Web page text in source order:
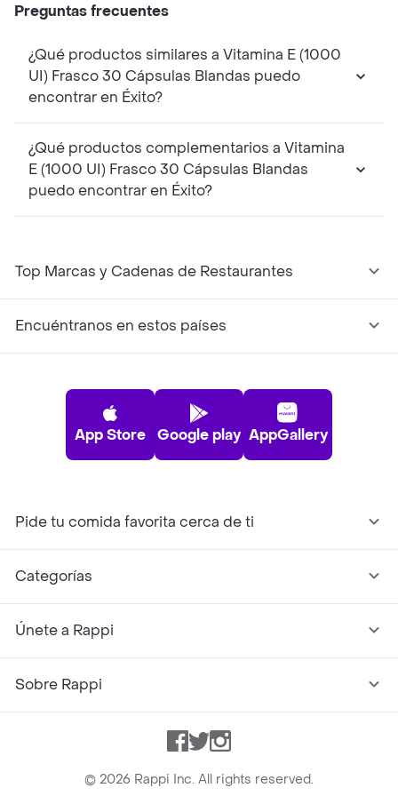
Preguntas frecuentes
¿Qué productos similares a Vitamina E (1000
UI) Frasco 30 Cápsulas Blandas puedo
encontrar en Éxito?
¿Qué productos complementarios a Vitamina
E (1000 UI) Frasco 30 Cápsulas Blandas
puedo encontrar en Éxito?
Top Marcas y Cadenas de Restaurantes
Encuéntranos en estos países
App Store Google play AppGallery
Pide tu comida favorita cerca de ti
Categorías
Únete a Rappi
Sobre Rappi
Facebook
TwitterInstagram
© 2026 Rappi Inc. All rights reserved.